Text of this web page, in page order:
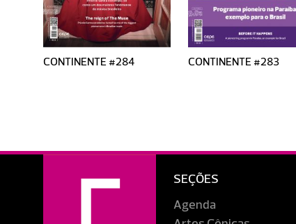
CONTINENTE #284 CONTINENTE #283
SEÇÕES
Agenda